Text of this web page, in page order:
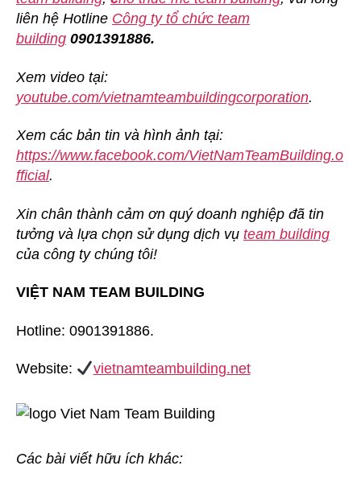
liên hệ Hotline Công ty tổ chức team
building 0901391886.
Xem video tại:
youtube.com/vietnamteambuildingcorporation.
Xem các bản tin và hình ảnh tại:
https://www.facebook.com/VietNamTeamBuilding.o
fficial.
Xin chân thành cảm ơn quý doanh nghiệp đã tin
tưởng và lựa chọn sử dụng dịch vụ team building
của công ty chúng tôi!
VIỆT NAM TEAM BUILDING
Hotline: 0901391886.
Website: vietnamteambuilding.net
Các bài viết hữu ích khác: